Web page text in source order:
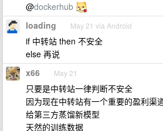
@dockerhub
loading May 21 via Android
if 中转站 then 不安全
else 再说
x66 May 21
只要是中转站一律判断不安全
因为现在中转站有一个重要的盈利渠
给第三方蒸馏新模型
天然的训练数据